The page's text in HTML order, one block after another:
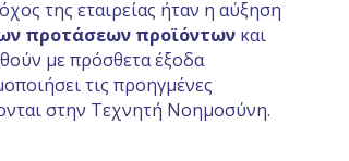
της εταιρείας ήταν η αύξηση
προτάσεων προϊόντων και
με πρόσθετα έξοδα
τις προηγμένες
στην Τεχνητή Νοημοσύνη.